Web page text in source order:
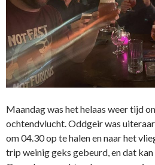
Maandag was het helaas weer tijd
ochtendvlucht. Oddgeir was
om 04.30 op te halen en naar het
trip weinig geks gebeurd, en dat